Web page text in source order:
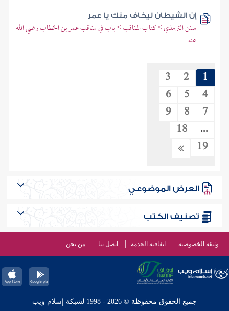
إن الشيطان ليخاف منك يا عمر
سنن الترمذي > كتاب المناقب > باب في مناقب عمر بن الخطاب رضي الله
عنه
1
2
3
4
5
6
7
8
9
...
18
19
العرض الموضوعي
تصنيف الكتب
وثيقة الخصوصية اتفاقية الخدمة اتصل بنا من نحن
جميع الحقوق محفوظة © 2026 - 1998 لشبكة إسلام ويب